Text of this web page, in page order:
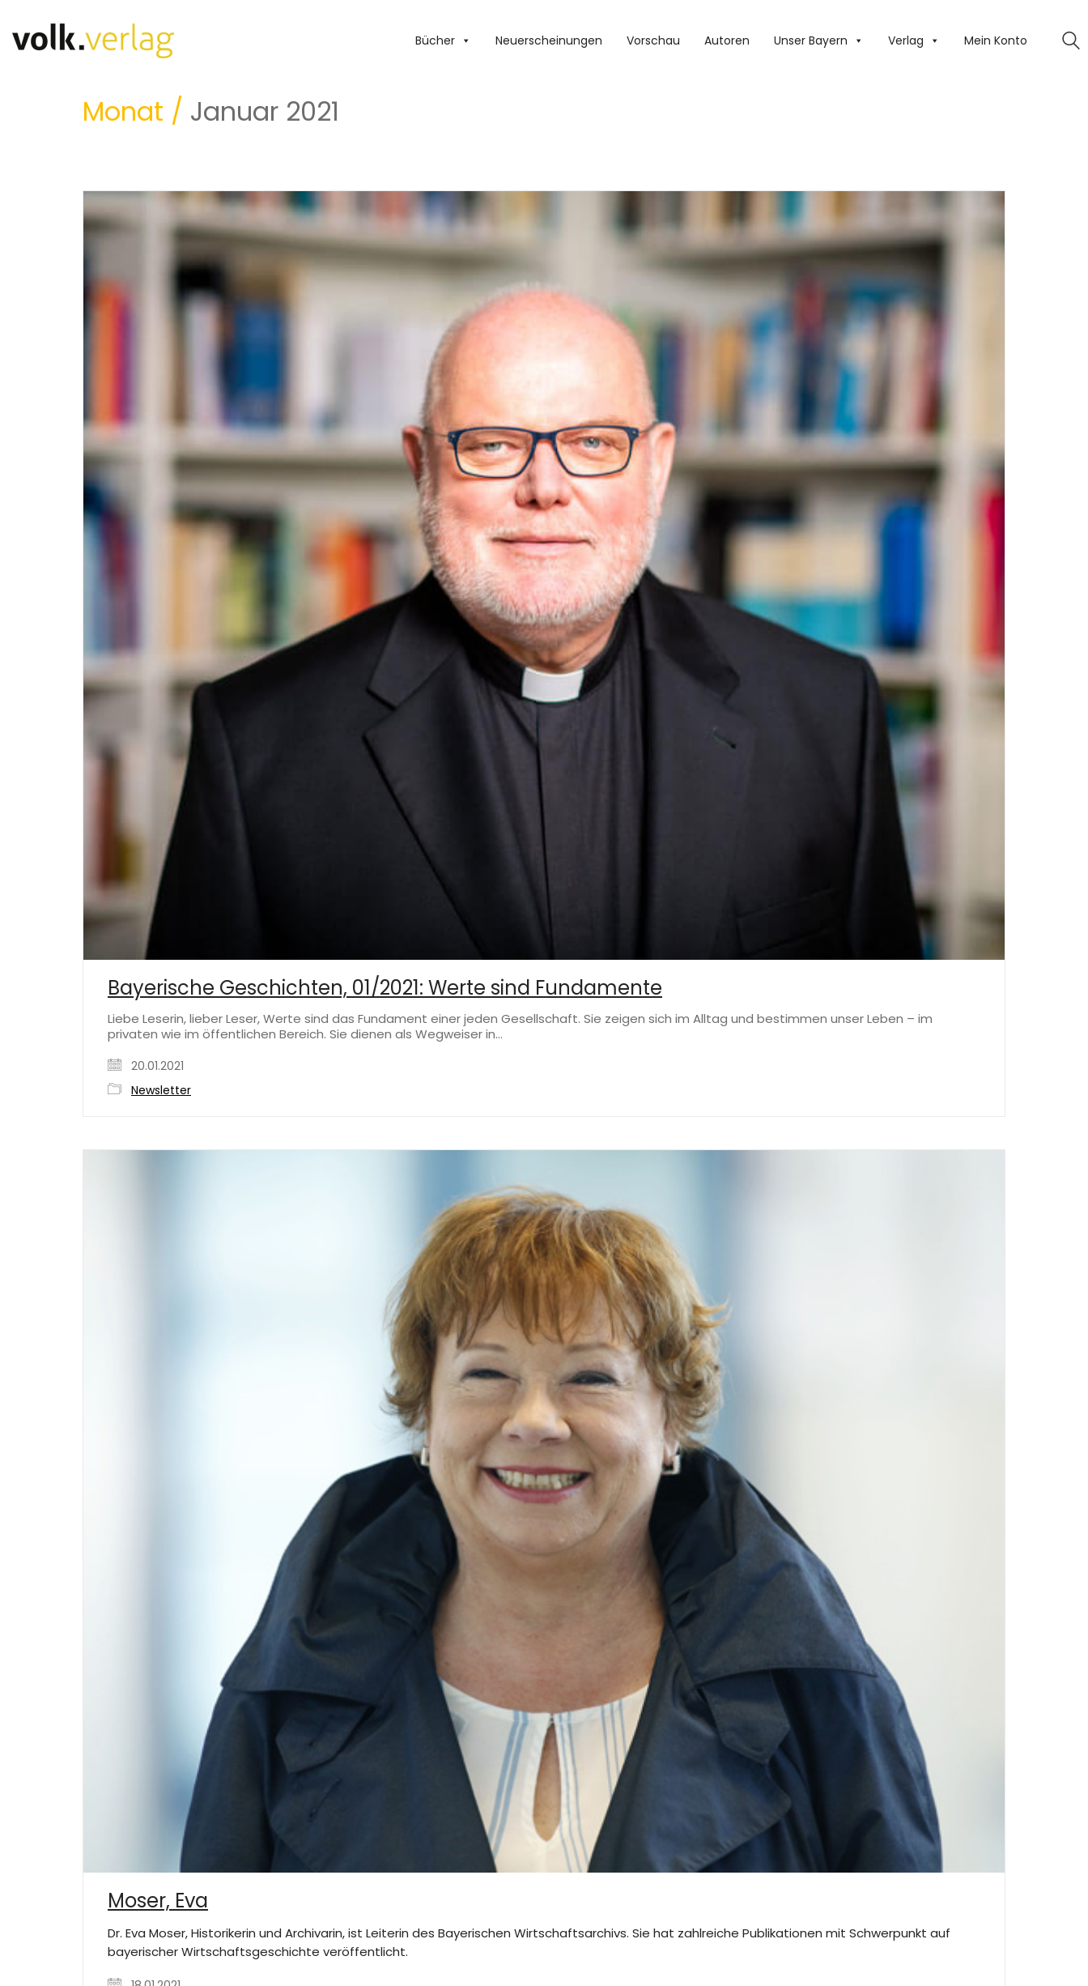
Bücher Neuerscheinungen Vorschau Autoren Unser Bayern Verlag Mein Konto
Monat / Januar 2021
Bayerische Geschichten, 01/2021: Werte sind Fundamente
Liebe Leserin, lieber Leser, Werte sind das Fundament einer jeden Gesellschaft. Sie zeigen sich im Alltag und bestimmen unser Leben – im
privaten wie im öffentlichen Bereich. Sie dienen als Wegweiser in…
20.01.2021
Newsletter
Moser, Eva
Dr. Eva Moser, Historikerin und Archivarin, ist Leiterin des Bayerischen Wirtschaftsarchivs. Sie hat zahlreiche Publikationen mit Schwerpunkt auf
bayerischer Wirtschaftsgeschichte veröffentlicht.